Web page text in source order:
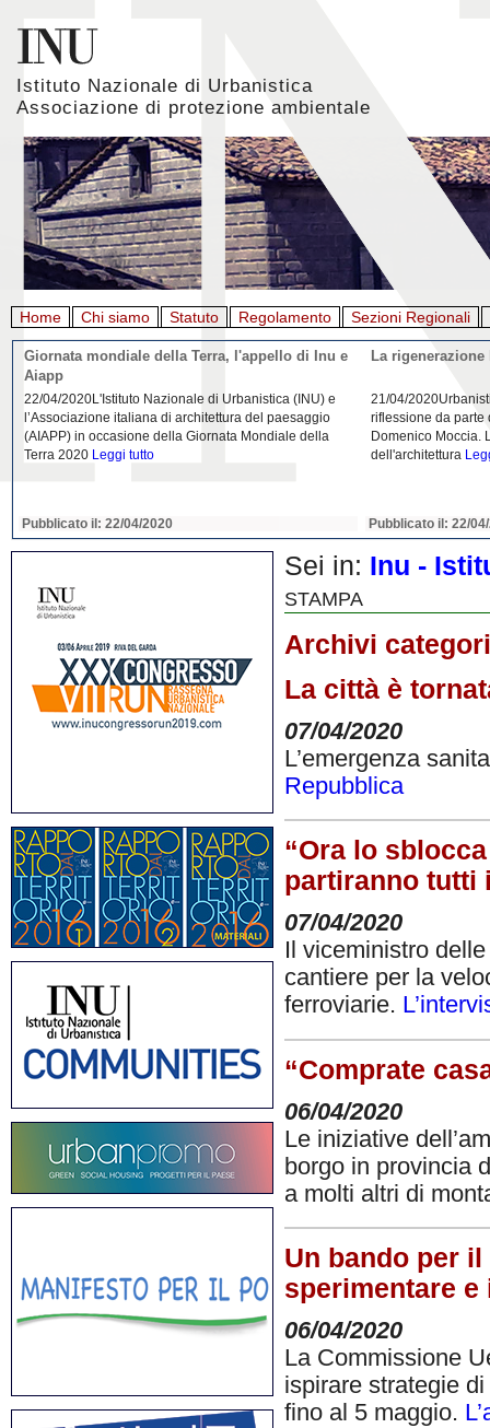
Istituto Nazionale di Urbanistica
Associazione di protezione ambientale
Home Chi siamo Statuto Regolamento Sezioni Regionali
Giornata mondiale della Terra, l'appello di Inu e
Aiapp
22/04/2020L'Istituto Nazionale di Urbanistica (INU) e
l’Associazione italiana di architettura del paesaggio
(AIAPP) in occasione della Giornata Mondiale della
Terra 2020 Leggi tutto
Pubblicato il: 22/04/2020
La
21/04/
riflessione da parte
Domenico Moccia.
dell'architettura
Pubblicato il: 22/
Sei in: Inu -
STAMPA
Archivi
La città è
07/04/2020
L’emergenza
Repubblica
“Ora lo
partiranno tutti
07/04/2020
Il viceministro
cantiere per la
ferroviarie.
“Comprate
06/04/2020
Le iniziative
borgo in provincia
a molti altri di
Un bando per
sperimentare e
06/04/2020
La Commissione
ispirare strategie di
fino al 5 maggio.